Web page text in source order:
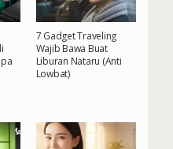
7 Gadget Traveling
Wajib Bawa Buat
Liburan Nataru (Anti
Lowbat)